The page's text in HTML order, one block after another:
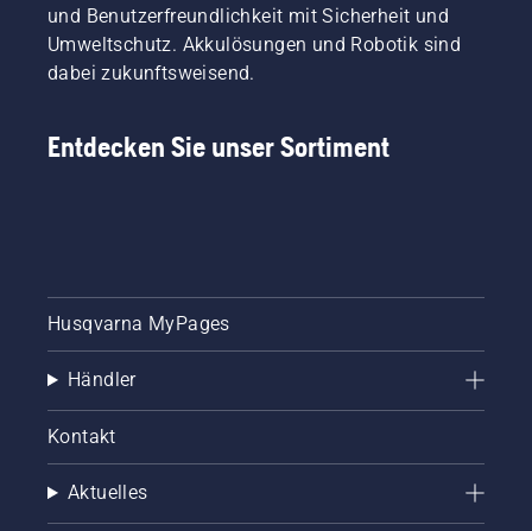
und Benutzerfreundlichkeit mit Sicherheit und
Umweltschutz. Akkulösungen und Robotik sind
dabei zukunftsweisend.
Entdecken Sie unser Sortiment
Husqvarna MyPages
Händler
Kontakt
Aktuelles